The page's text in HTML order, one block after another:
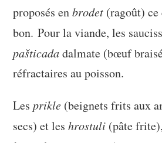
proposés enbrodet (ragoût)
bon. Pour la viande, les
pašticadadalmate (bœuf
réfractaires au poisson.
Lesprikle (beignets frits aux
secs) et leshrostuli (pâte